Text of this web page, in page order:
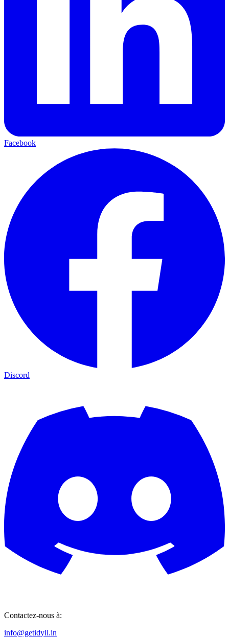
Facebook
Discord
Contactez-nous à:
info@getidyll.in